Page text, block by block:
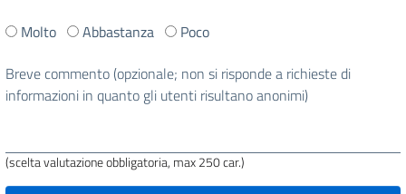
Ti
stata
utile
Molto Abbastanza
Poco
Breve commento (opzionale; non si risponde a richieste di
informazioni in quanto gli utenti risultano anonimi)
(scelta valutazione obbligatoria, max 250 car.)